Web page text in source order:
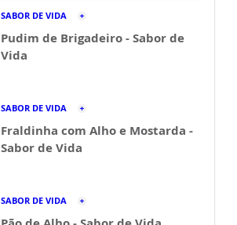
SABOR DE VIDA
Pudim de Brigadeiro - Sabor de
Vida
SABOR DE VIDA
Fraldinha com Alho e Mostarda -
Sabor de Vida
SABOR DE VIDA